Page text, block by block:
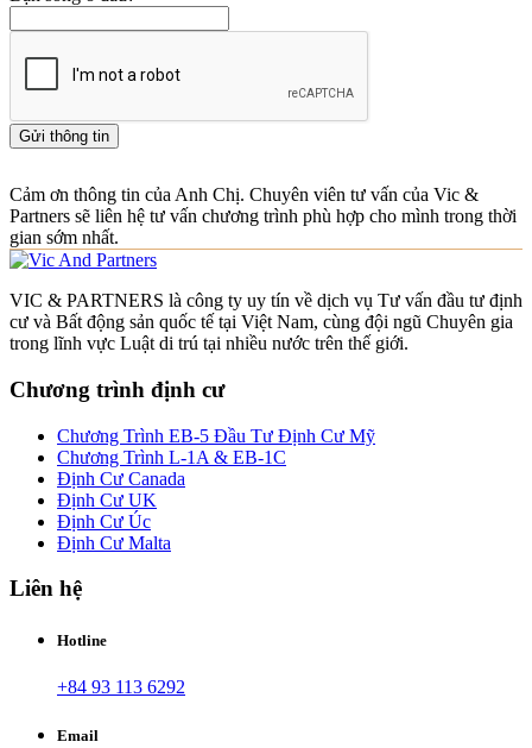
Gửi thông tin
Cảm ơn thông tin của Anh Chị. Chuyên viên tư vấn của Vic &
Partners sẽ liên hệ tư vấn chương trình phù hợp cho mình trong thời
gian sớm nhất.
VIC & PARTNERS là công ty uy tín về dịch vụ Tư vấn đầu tư định
cư và Bất động sản quốc tế tại Việt Nam, cùng đội ngũ Chuyên gia
trong lĩnh vực Luật di trú tại nhiều nước trên thế giới.
Chương trình định cư
Chương Trình EB-5 Đầu Tư Định Cư Mỹ
Chương Trình L-1A & EB-1C
Định Cư Canada
Định Cư UK
Định Cư Úc
Định Cư Malta
Liên hệ
Hotline
+84 93 113 6292
Email